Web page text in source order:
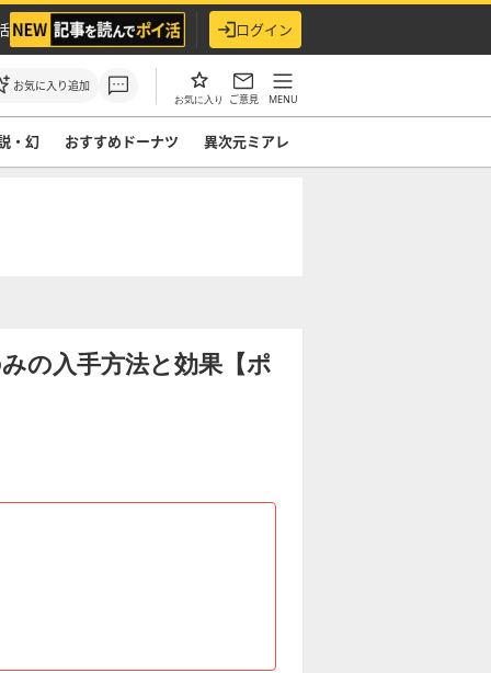
ログイン
お気に入り追加
お気に入り ご意見 MENU
・幻 おすすめドーナツ 異次元ミアレ
の入手方法と効果【ポ